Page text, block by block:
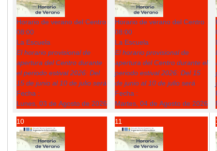
Horario de verano del Centro
08:00
La Escuela
El horario provisional de
apertura del Centro durante
el periodo estival 2026: Del
15 de junio al 10 de julio será
Fecha :
Lunes, 03 de Agosto de 2026
Horario de verano del Centro
08:00
La Escuela
El horario provisional de
apertura del Centro durante el
periodo estival 2026: Del 15
de junio al 10 de julio será
Fecha :
Martes, 04 de Agosto de 2026
10 11